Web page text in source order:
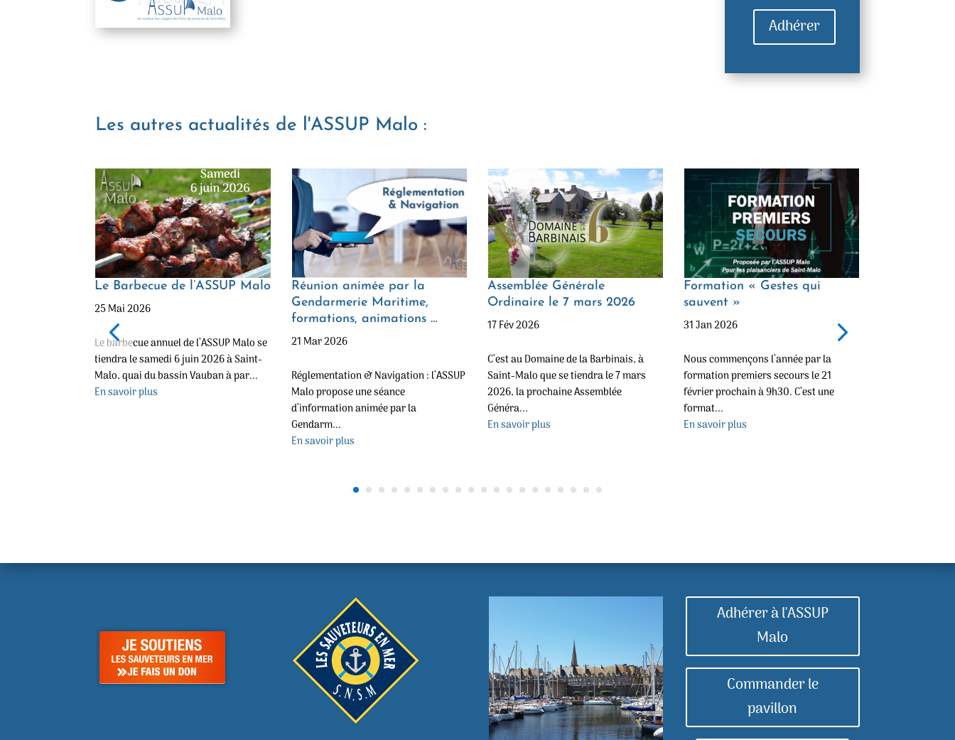
Adhérer
Les autres actualités de l'ASSUP Malo :
Le Barbecue de l’ASSUP Malo
25 Mai 2026
Le barbecue annuel de l’ASSUP Malo se
tiendra le samedi 6 juin 2026 à Saint-
Malo, quai du bassin Vauban à par...
En savoir plus
Réunion animée par la
Gendarmerie Maritime,
formations, animations …
21 Mar 2026
Réglementation & Navigation : l’ASSUP
Malo propose une séance
d’information animée par la
Gendarm...
En savoir plus
Assemblée Générale
Ordinaire le 7 mars 2026
17 Fév 2026
C’est au Domaine de la Barbinais, à
Saint-Malo que se tiendra le 7 mars
2026, la prochaine Assemblée
Généra...
En savoir plus
Formation « Gestes qui
sauvent »
31 Jan 2026
Nous commençons l’année par la
formation premiers secours le 21
février prochain à 9h30. C’est une
format...
En savoir plus
Adhérer à l'ASSUP
Malo
Commander le
pavillon